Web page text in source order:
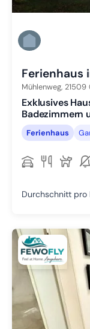
Ferienhaus
Mühlenweg, 21509
Exklusives
Badezimmern
Ferienhaus
Durchschnitt pro